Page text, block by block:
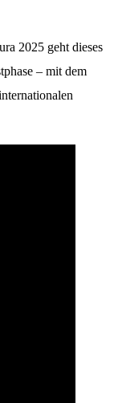
2025 geht dieses
– mit dem